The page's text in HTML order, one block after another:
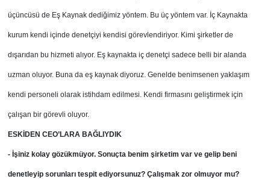
üçüncüsü de Eş Kaynak dediğimiz yöntem. Bu üç yöntem var. İç Kaynakta
kurum kendi içinde denetçiyi kendisi görevlendiriyor. Kimi şirketler de
dışarıdan bu hizmeti alıyor. Eş kaynakta iç denetçi sadece belli bir alanda
uzman oluyor. Buna da eş kaynak diyoruz. Genelde benimsenen yaklaşım
kendi personeli olarak istihdam edilmesi. Kendi firmasını geliştirmek için
çalışan bir görevli oluyor.
ESKİDEN CEO’LARA BAĞLIYDIK
- İşiniz kolay gözükmüyor. Sonuçta benim şirketim var ve gelip beni
denetleyip sorunları tespit ediyorsunuz? Çalışmak zor olmuyor mu?